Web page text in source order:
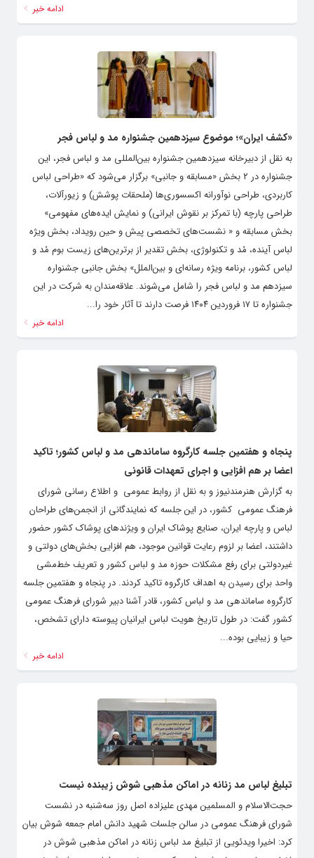
ادامه خبر
«کشف ایران»؛ موضوع سیزدهمین جشنواره مد و لباس فجر
به نقل از دبیرخانه سیزدهمین جشنواره بین‌المللی مد و لباس فجر، این
جشنواره در ۲ بخش «مسابقه و جانبی» برگزار می‌شود که «طراحی لباس
کاربردی، طراحی نوآورانه اکسسوری‌ها (ملحقات پوشش) و زیورآلات،
طراحی پارچه (با تمرکز بر نقوش ایرانی) و نمایش ایده‌های مفهومی»
بخش مسابقه و « نشست‌های تخصصی پیش و حین رویداد، بخش ویژه
لباس آینده، مُد و تکنولوژی، بخش تقدیر از برترین‌های زیست بوم مُد و
لباس کشور، برنامه ویژه رسانه‌ای و بین‌الملل» بخش جانبی جشنواره
سیزدهم مد و لباس فجر را شامل می‌شوند. علاقه‌مندان به شرکت در این
جشنواره تا ۱۷ فروردین ۱۴۰۴ فرصت دارند تا آثار خود را...
ادامه خبر
پنجاه و هفتمین جلسه کارگروه ساماندهی مد و لباس کشور؛ تاکید
اعضا بر هم‌ افزایی و اجرای تعهدات قانونی
به گزارش هنرمندنیوز و به نقل از روابط‌ عمومی و اطلاع رسانی شورای
فرهنگ عمومی کشور، در این جلسه که نمایندگانی از انجمن‌های طراحان
لباس و پارچه‌ ایران، صنایع پوشاک ایران و ویژندهای پوشاک کشور حضور
داشتند، اعضا بر لزوم رعایت قوانین موجود، هم‌ افزایی بخش‌های دولتی و
غیردولتی برای رفع مشکلات حوزه مد و لباس کشور و تعریف خط‌مشی
واحد برای رسیدن به اهداف کارگروه تاکید کردند. در پنجاه و هفتمین جلسه
کارگروه ساماندهی مد و لباس کشور، قادر آشنا دبیر شورای فرهنگ عمومی
کشور گفت: در طول تاریخ هویت لباس ایرانیان پیوسته دارای تشخص،
حیا و زیبایی بوده...
ادامه خبر
تبلیغ لباس مد زنانه در اماکن مذهبی شوش زیبنده نیست
حجت‌الاسلام و المسلمین مهدی علیزاده اصل روز سه‌شنبه در نشست
شورای فرهنگ عمومی در سالن جلسات شهید دانش امام جمعه شوش بیان
کرد: اخیرا ویدئویی از تبلیغ مد لباس زنانه در اماکن مذهبی شوش در